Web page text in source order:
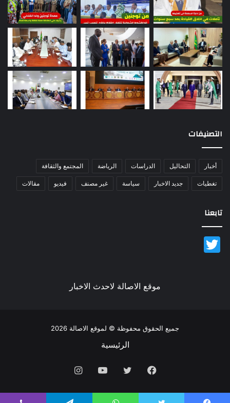
التصنيفات
أخبار التحاليل الدراسات الرياضة المجتمع والثقافة
تغطيات جديد الاخبار سياسة غير مصنف فيديو مقالات
تابعنا
موقع الاصالة لاحدث الاخبار
جميع الحقوق محفوظة © لموقع الاصالة 2026
الرئيسية
فيسبوك تويتر يوتيوب